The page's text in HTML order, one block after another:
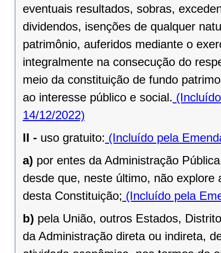
eventuais resultados, sobras,
dividendos, isenções de qualquer
patrimônio, auferidos mediante o
integralmente na consecução do
meio da constituição de fundo
ao interesse público e social.
14/12/2022)
II - uso gratuito: (Incluído pela
a) por entes da Administração
desde que, neste último, não
desta Constituição; (Incluído pela
b) pela União, outros Estados,
da Administração direta ou indireta,